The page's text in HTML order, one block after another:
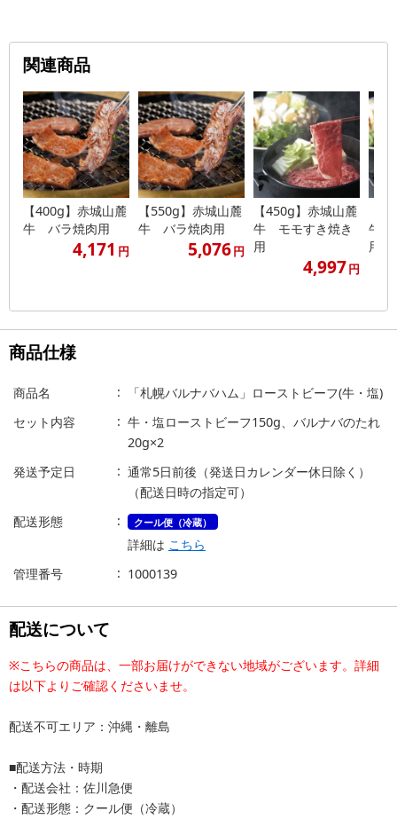
関連商品
【400g】赤城山麓
牛 バラ焼肉用
4,171 円
【550g】赤城山麓
牛 バラ焼肉用
5,076円
【450g】赤城山麓
牛 モモすき焼き
用
4,997円
牛
用
商品仕様
商品名
「札幌バルナバハム」ローストビーフ(牛・塩)
セット内容
牛・塩ローストビーフ150g、バルナバのたれ
20g×2
発送予定日
通常5日前後（発送日カレンダー休日除く）
（配送日時の指定可）
配送形態
クール便（冷蔵）
詳細は こちら
管理番号
1000139
配送について
※こちらの商品は、一部お届けができない地域がございます。詳細
は以下よりご確認くださいませ。
配送不可エリア：沖縄・離島
■配送方法・時期
・配送会社：佐川急便
・配送形態：クール便（冷蔵）